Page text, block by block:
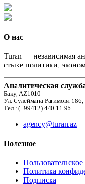
О нас
Turan — независимая
стыке политики,
Аналитическая
Баку, AZ1010
Ул. Сулеймана Рагимова 186,
Тел.: (+99412) 440 11 96
agency@turan.az
Полезное
Политика
Подписка